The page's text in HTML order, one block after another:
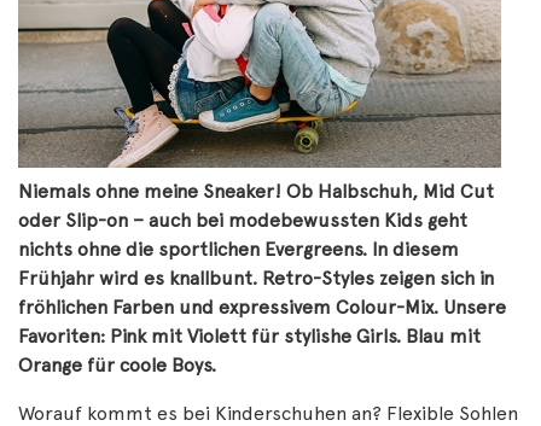
Niemals ohne meine Sneaker! Ob Halbschuh, Mid Cut
oder Slip-on – auch bei modebewussten Kids geht
nichts ohne die sportlichen Evergreens. In diesem
Frühjahr wird es knallbunt. Retro-Styles zeigen sich in
fröhlichen Farben und expressivem Colour-Mix. Unsere
Favoriten: Pink mit Violett für stylishe Girls. Blau mit
Orange für coole Boys.
Worauf kommt es bei Kinderschuhen an? Flexible Sohlen